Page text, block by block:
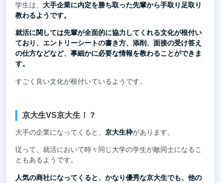
学生は、 大手企業に内定を勝ち取った先輩から手取り足取り
教わるようです。
就活に関しては先輩が全面的に協力してくれる文化が根付い
ており、エントリーシートの書き方、添削、面接の受け答え
の仕方などなど、事細かに必要な情報を教わることができま
す。
すごく良い文化が根付いているようです。
京大生VS京大生！？
大手の企業になってくると、 京大生枠があります。
従って、就活において時々同じ大学の学生が敵同士になるこ
ともあるようです。
人気の商社になってくると、かなり優秀な京大生でも、他の